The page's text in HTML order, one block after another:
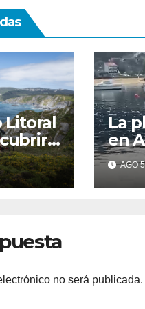
Litoral
través
La
en
AGO
no será publicada.